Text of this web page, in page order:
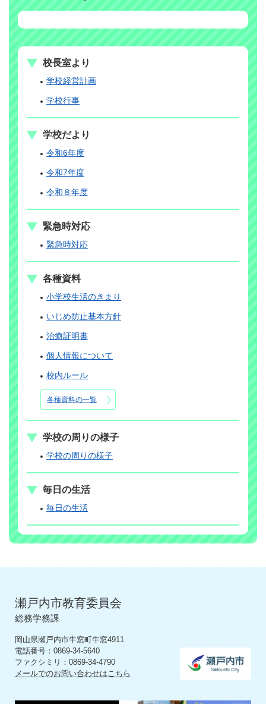
校長室より
学校経営計画
学校行事
学校だより
令和6年度
令和7年度
令和８年度
緊急時対応
緊急時対応
各種資料
小学校生活のきまり
いじめ防止基本方針
治癒証明書
個人情報について
校内ルール
各種資料の一覧
学校の周りの様子
学校の周りの様子
毎日の生活
毎日の生活
瀬戸内市教育委員会
総務学務課
岡山県瀬戸内市牛窓町牛窓4911
電話番号：0869-34-5640
ファクシミリ：0869-34-4790
メールでのお問い合わせはこちら